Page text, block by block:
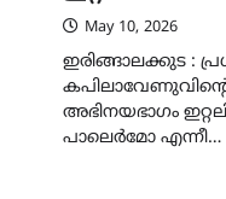
May 10, 2026
ഇരിങ്ങാലക്കുട :
അഭിനയഭാഗം
പാലെർമോ എന്നീ…